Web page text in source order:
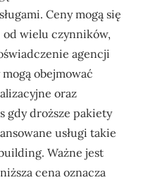
Ceny mogą się
wielu czynników,
agencji
obejmować
oraz
gdy droższe pakiety
usługi takie
Ważne jest
cena oznacza